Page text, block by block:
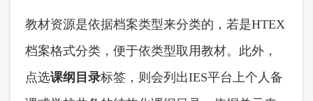
教材资源是依据档案类型来分类的，若是HTEX
档案格式分类，便于依类型取用教材。此外，
点选课纲目录标签，则会列出IES平台上个人备